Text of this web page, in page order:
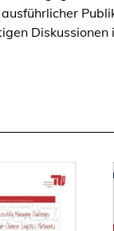
Diskussionen